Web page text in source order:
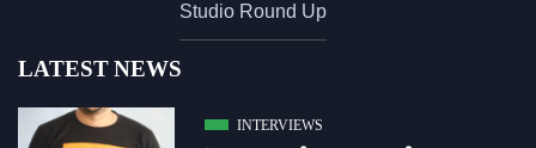
Studio Round Up
LATEST NEWS
INTERVIEWS